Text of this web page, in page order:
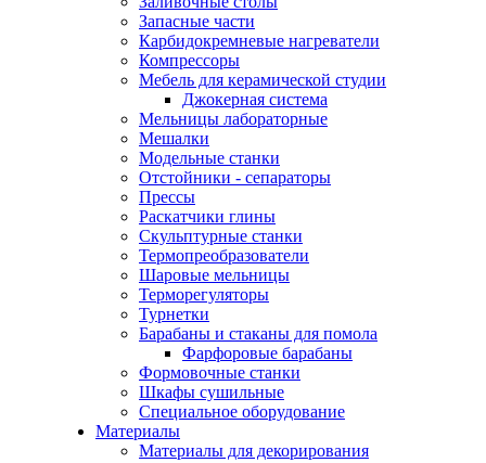
Запасные части
Карбидокремневые нагреватели
Компрессоры
Мебель для керамической студии
Джокерная система
Мельницы лабораторные
Мешалки
Модельные станки
Отстойники - сепараторы
Прессы
Раскатчики глины
Скульптурные станки
Термопреобразователи
Шаровые мельницы
Терморегуляторы
Турнетки
Барабаны и стаканы для помола
Фарфоровые барабаны
Формовочные станки
Шкафы сушильные
Специальное оборудование
Материалы
Материалы для декорирования